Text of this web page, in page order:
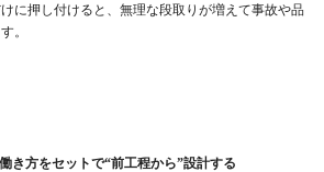
けに押し付けると、無理な段取りが増えて事故や品
。
き方をセットで“前工程から”設計する